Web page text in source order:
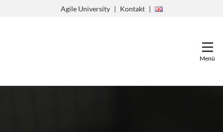
Agile University Kontakt
Menü